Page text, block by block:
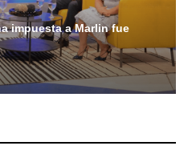
impuesta a Marlin fue